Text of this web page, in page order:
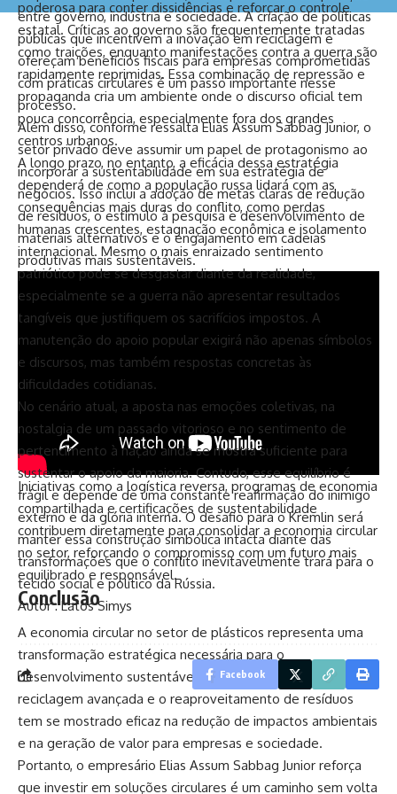
entre governo, indústria e sociedade. A criação de políticas
públicas que incentivem a inovação em reciclagem e
ofereçam benefícios fiscais para empresas comprometidas
com práticas circulares é um passo importante nesse
processo.
Além disso, conforme ressalta Elias Assum Sabbag Junior, o
setor privado deve assumir um papel de protagonismo ao
incorporar a sustentabilidade em sua estratégia de
negócios. Isso inclui a adoção de metas claras de redução
de resíduos, o estímulo à pesquisa e desenvolvimento de
materiais alternativos e o engajamento em cadeias
produtivas mais sustentáveis.
Iniciativas como a logística reversa, programas de economia
compartilhada e certificações de sustentabilidade
contribuem diretamente para consolidar a economia circular
no setor, reforçando o compromisso com um futuro mais
equilibrado e responsável.
Conclusão
A economia circular no setor de plásticos representa uma
transformação estratégica necessária para o
desenvolvimento sustentável. A adoção de práticas como a
reciclagem avançada e o reaproveitamento de resíduos
tem se mostrado eficaz na redução de impactos ambientais
e na geração de valor para empresas e sociedade.
Portanto, o empresário Elias Assum Sabbag Junior reforça
que investir em soluções circulares é um caminho sem volta
poderosa para conter dissidências e reforçar o controle
estatal. Críticas ao governo são frequentemente tratadas
como traições, enquanto manifestações contra a guerra são
rapidamente reprimidas. Essa combinação de repressão e
propaganda cria um ambiente onde o discurso oficial tem
pouca concorrência, especialmente fora dos grandes
centros urbanos.
A longo prazo, no entanto, a eficácia dessa estratégia
dependerá de como a população russa lidará com as
consequências mais duras do conflito, como perdas
humanas crescentes, estagnação econômica e isolamento
internacional. Mesmo o mais enraizado sentimento
patriótico pode se desgastar diante da realidade,
especialmente se a guerra não apresentar resultados
tangíveis que justifiquem os sacrifícios impostos. A
manutenção do apoio popular exigirá não apenas símbolos
e discursos, mas também respostas concretas às
dificuldades cotidianas.
No cenário atual, a aposta nas emoções coletivas, na
nostalgia de um passado vitorioso e no sentimento de
pertencimento à nação ainda se mostra suficiente para
sustentar o apoio da maioria. Contudo, esse equilíbrio é
frágil e depende de uma constante reafirmação do inimigo
externo e da glória interna. O desafio para o Kremlin será
manter essa construção simbólica intacta diante das
transformações que o conflito inevitavelmente trará para o
tecido social e político da Rússia.
Autor : Latos Simys
Facebook